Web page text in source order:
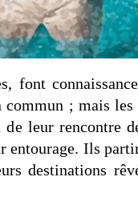
font
; mais
leur rencontre
entourage. Ils
destinations